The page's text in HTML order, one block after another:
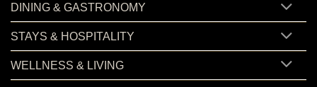
DINING & GASTRONOMY
STAYS & HOSPITALITY
WELLNESS & LIVING